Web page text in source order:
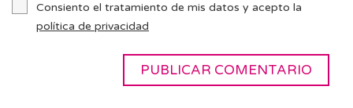
Consiento el tratamiento de mis datos y acepto la
política de privacidad